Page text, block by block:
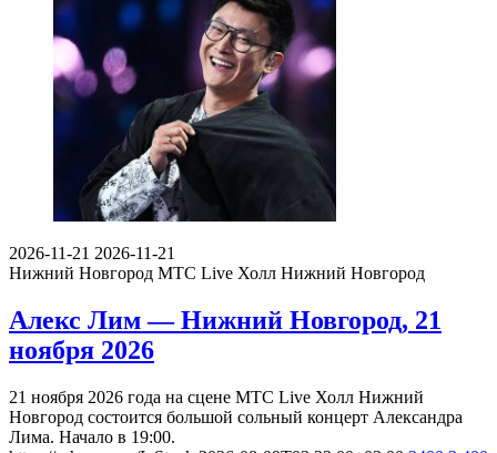
2026-11-21 2026-11-21
Нижний Новгород МТС Live Холл Нижний Новгород
Алекс Лим — Нижний Новгород, 21
ноября 2026
21 ноября 2026 года на сцене МТС Live Холл Нижний
Новгород состоится большой сольный концерт Александра
Лима. Начало в 19:00.